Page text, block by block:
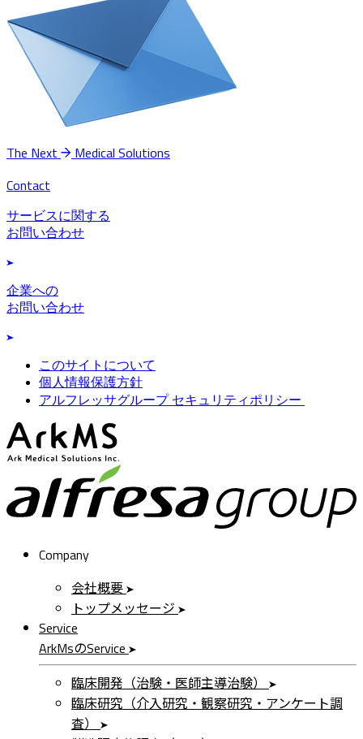
The Next
Medical Solutions
Contact
サービスに関する
お問い合わせ
企業への
お問い合わせ
このサイトについて
個人情報保護方針
アルフレッサグループ セキュリティポリシー
Company
会社概要
トップメッセージ
Service
ArkMsのService
臨床開発（治験・医師主導治験）
臨床研究（介入研究・観察研究・アンケート調
査）